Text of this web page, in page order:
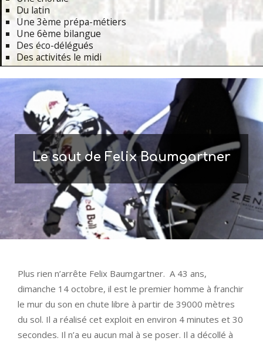
Du latin
Une 3ème prépa-métiers
Une 6ème bilangue
Des éco-délégués
Des activités le midi
Navigation
Menu
Le saut de Felix Baumgartner
Plus rien n’arrête Felix Baumgartner. A 43 ans,
dimanche 14 octobre, il est le premier homme à franchir
le mur du son en chute libre à partir de 39000 mètres
du sol. Il a réalisé cet exploit en environ 4 minutes et 30
secondes. Il n’a eu aucun mal à se poser. Il a décollé à